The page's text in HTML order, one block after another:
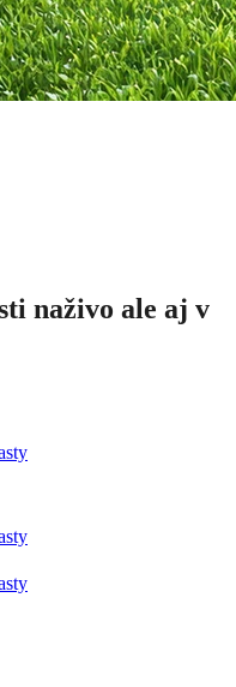
naživo ale aj v